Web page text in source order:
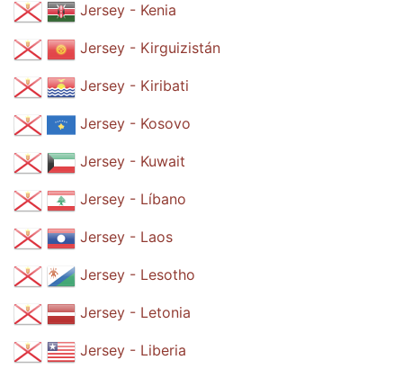
Jersey - Kenia
Jersey - Kirguizistán
Jersey - Kiribati
Jersey - Kosovo
Jersey - Kuwait
Jersey - Líbano
Jersey - Laos
Jersey - Lesotho
Jersey - Letonia
Jersey - Liberia